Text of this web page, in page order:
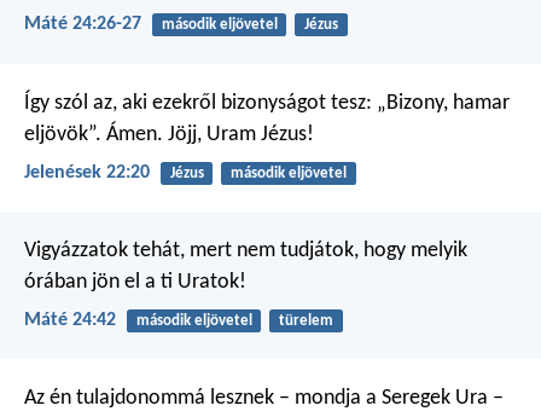
Máté 24:26-27 második eljövetel Jézus
Így szól az, aki ezekről bizonyságot tesz: „Bizony, hamar
eljövök”. Ámen. Jöjj, Uram Jézus!
Jelenések 22:20 Jézus második eljövetel
Vigyázzatok tehát, mert nem tudjátok, hogy melyik
órában jön el a ti Uratok!
Máté 24:42 második eljövetel türelem
Az én tulajdonommá lesznek – mondja a Seregek Ura –